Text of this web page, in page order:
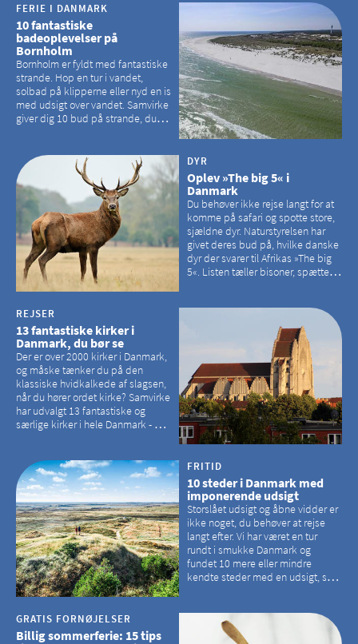
FERIE I DANMARK
10 fantastiske
badeoplevelser på
Bornholm
Bornholm er fyldt med fantastiske
strande. Hop en tur i vandet,
solbad på klipperne eller nyd en is
med udsigt over vandet. Samvirke
giver dig 10 bud på strande, du
DYR
Oplev »The big 5« i
Danmark
Du behøver ikke rejse langt for at
komme på safari og spotte store,
sjældne dyr. Naturstyrelsen har
givet deres bud på, hvilke danske
dyr der svarer til Afrikas »The big
5«. Listen tæller bisoner, spættede
REJSER
13 fantastiske kirker i
Danmark, du bør se
Der er over 2000 kirker i Danmark,
og måske tænker du på den
klassiske hvidkalkede af slagsen,
når du hører ordet kirke? Samvirke
har udvalgt 13 fantastiske og
særlige kirker i hele Danmark - og
hvilke kirker, der er en omvej værd
FRITID
10 steder i Danmark med
imponerende udsigt
Storslået udsigt og åbne vidder er
ikke noget, du behøver at rejse
langt efter. Vi har været en tur
rundt i smukke Danmark og
fundet 10 mere eller mindre
kendte steder med en udsigt, som
GRATIS FORNØJELSER
Billig sommerferie: 15 tips